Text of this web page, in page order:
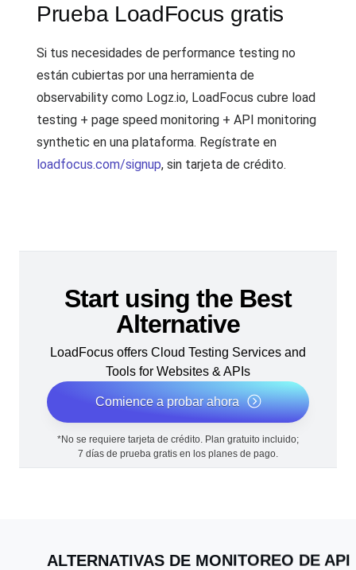
Prueba LoadFocus gratis
Si tus necesidades de performance testing no
están cubiertas por una herramienta de
observability como Logz.io, LoadFocus cubre load
testing + page speed monitoring + API monitoring
synthetic en una plataforma. Regístrate en
loadfocus.com/signup, sin tarjeta de crédito.
Start using the Best
Alternative
LoadFocus offers Cloud Testing Services and
Tools for Websites & APIs
Comience a probar ahora
*No se requiere tarjeta de crédito. Plan gratuito incluido;
7 días de prueba gratis en los planes de pago.
ALTERNATIVAS DE MONITOREO DE API